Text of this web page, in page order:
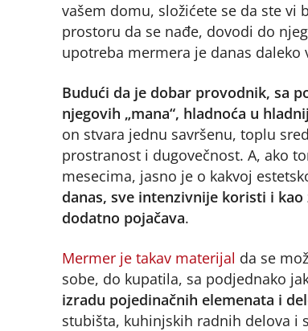
vašem domu, složićete se da ste
prostoru da se nađe, dovodi do
upotreba mermera je danas daleko
Budući da je dobar provodnik, sa
njegovih „mana“, hladnoća u
on stvara jednu savršenu, toplu
prostranost i dugovečnost. A, ako
mesecima, jasno je o kakvoj
danas, sve intenzivnije koristi i
dodatno pojačava.
Mermer je takav materijal da se
sobe, do kupatila, sa podjednako
izradu pojedinačnih elemenata i
stubišta, kuhinjskih radnih delova i